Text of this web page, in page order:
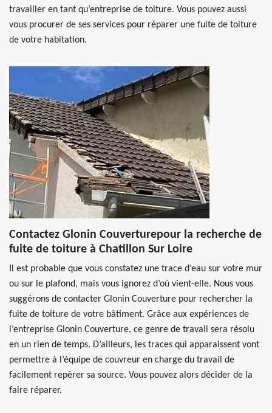
travailler en tant qu’entreprise de toiture. Vous pouvez aussi
vous procurer de ses services pour réparer une fuite de toiture
de votre habitation.
Contactez Glonin Couverturepour la recherche de
fuite de toiture à Chatillon Sur Loire
Il est probable que vous constatez une trace d’eau sur votre mur
ou sur le plafond, mais vous ignorez d’où vient-elle. Nous vous
suggérons de contacter Glonin Couverture pour rechercher la
fuite de toiture de votre bâtiment. Grâce aux expériences de
l’entreprise Glonin Couverture, ce genre de travail sera résolu
en un rien de temps. D’ailleurs, les traces qui apparaissent vont
permettre à l’équipe de couvreur en charge du travail de
facilement repérer sa source. Vous pouvez alors décider de la
faire réparer.